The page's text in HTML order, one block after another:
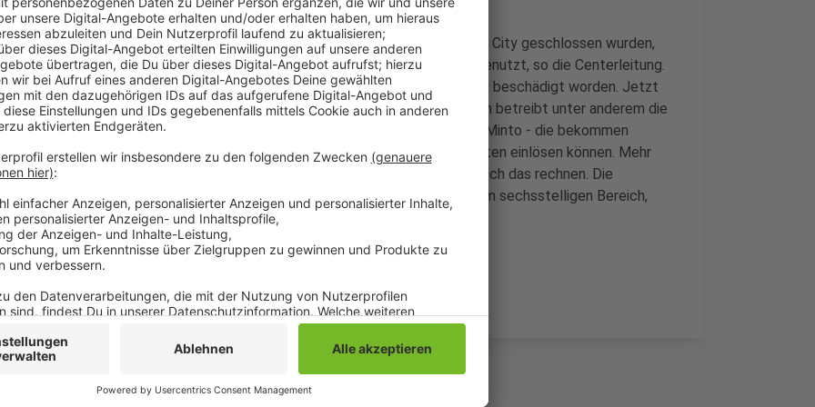
Weil immer mehr öffentliche Toiletten in der Mönchengladbacher City geschlossen wurden,
hätten deutlich mehr Menschen stattdessen die Klos im Minto benutzt, so die Centerleitung.
Und die seien dabei häufig mit Grafiti beschmiert oder anderweitig beschädigt worden. Jetzt
arbeitet das Minto mit Tank & Rast zusammen - das Unternehmen betreibt unter anderem die
Bezahltoiletten auf Rastanlagen. 70 Cent kostet der Klogang im Minto - die bekommen
Kunden über einen Gutschein wieder, den sie in bisher 10 Geschäften einlösen können. Mehr
sollen laut Tank & Rast dazukommen. Für die Geschäfte könnte sich das rechnen. Die
Betriebkosten der kostenlosen Toiletten lagen zuletzt pro Jahr im sechsstelligen Bereich,
sagt das Minto.
Anzeige